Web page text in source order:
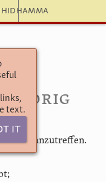
text.
It
niedrig
Welt anzutreffen.